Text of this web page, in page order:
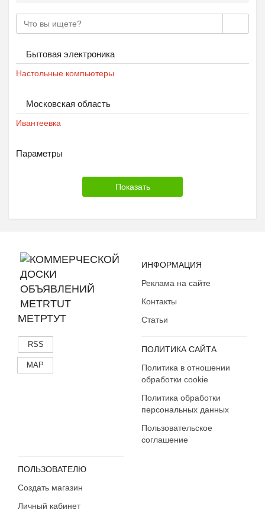
Бытовая электроника
Настольные компьютеры
Московская область
Ивантеевка
Параметры
МЕТРТУТ
RSS
MAP
ИНФОРМАЦИЯ
Реклама на сайте
Контакты
Статьи
ПОЛИТИКА САЙТА
Политика в отношении
обработки cookie
Политика обработки
персональных данных
Пользовательское
соглашение
ПОЛЬЗОВАТЕЛЮ
Создать магазин
Личный кабинет